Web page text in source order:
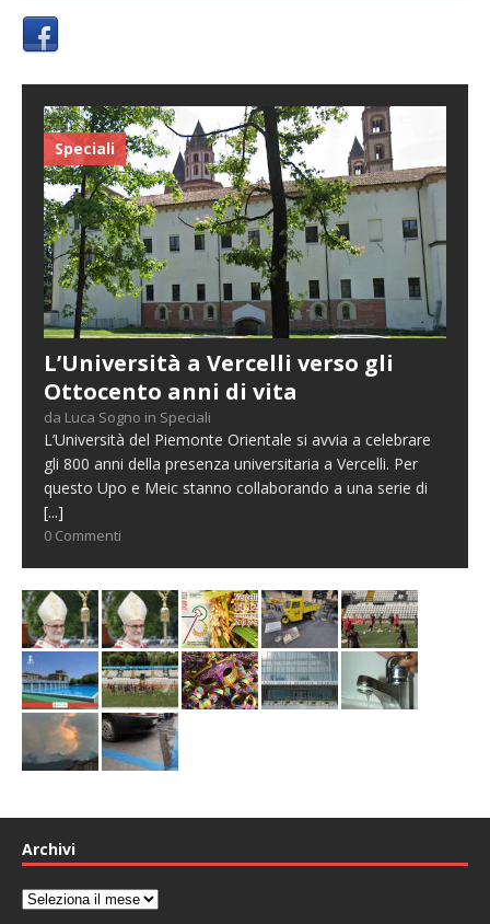
Speciali
L’Università a Vercelli verso gli
Ottocento anni di vita
da Luca Sogno in Speciali
L’Università del Piemonte Orientale si avvia a celebrare
gli 800 anni della presenza universitaria a Vercelli. Per
questo Upo e Meic stanno collaborando a una serie di
[...]
0 Commenti
Archivi
Archivi